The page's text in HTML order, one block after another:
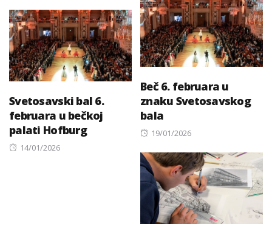
Beč 6. februara u
znaku Svetosavskog
bala
Posted
19/01/2026
Svetosavski bal 6.
februara u bečkoj
palati Hofburg
Posted
14/01/2026